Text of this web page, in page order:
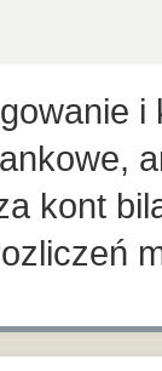
kont